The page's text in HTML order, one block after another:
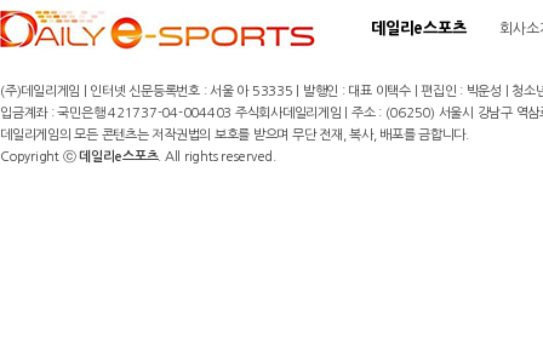
데일리e스포츠 회사소
(주)데일리게임 | 인터넷 신문등록번호 : 서울 아 53335 | 발행인 : 대표 이택수 | 편집인 : 박운성 |
입금계좌 : 국민은행 421737-04-004403 주식회사데일리게임 | 주소 : (06250) 서울시 강남구
데일리게임의 모든 콘텐츠는 저작권법의 보호를 받으며 무단 전재, 복사, 배포를 금합니다.
Copyright ⓒ데일리e스포츠. All rights reserved.